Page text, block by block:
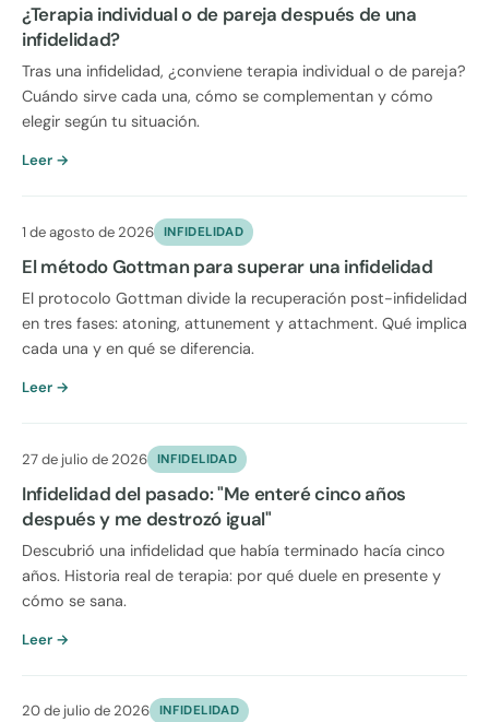
¿Terapia individual o de pareja después de una
infidelidad?
Tras una infidelidad, ¿conviene terapia individual o de pareja?
Cuándo sirve cada una, cómo se complementan y cómo
elegir según tu situación.
Leer →
1 de agosto de 2026 INFIDELIDAD
El método Gottman para superar una infidelidad
El protocolo Gottman divide la recuperación post-infidelidad
en tres fases: atoning, attunement y attachment. Qué implica
cada una y en qué se diferencia.
Leer →
27 de julio de 2026 INFIDELIDAD
Infidelidad del pasado: "Me enteré cinco años
después y me destrozó igual"
Descubrió una infidelidad que había terminado hacía cinco
años. Historia real de terapia: por qué duele en presente y
cómo se sana.
Leer →
20 de julio de 2026 INFIDELIDAD